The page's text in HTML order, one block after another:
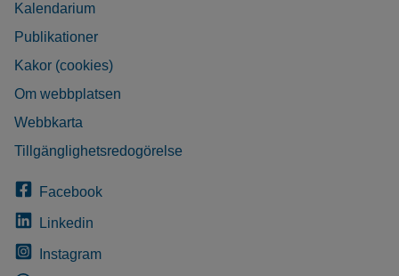
Kalendarium
Publikationer
Kakor (cookies)
Om webbplatsen
Webbkarta
Tillgänglighetsredogörelse
Facebook
Linkedin
Instagram